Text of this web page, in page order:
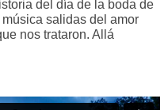
del día de la boda de
salidas del amor
nos trataron. Allá